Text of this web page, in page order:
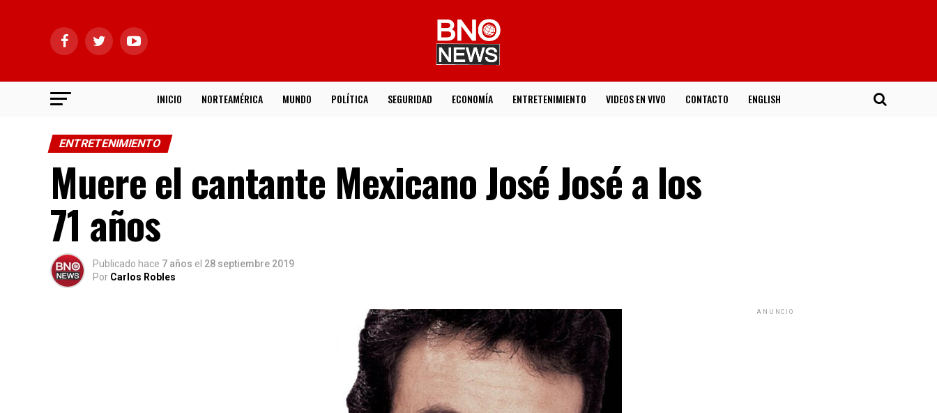
INICIO NORTEAMÉRICA MUNDO POLÍTICA SEGURIDAD ECONOMÍA ENTRETENIMIENTO VIDEOS EN VIVO CONTACTO ENGLISH
ENTRETENIMIENTO
Muere el cantante Mexicano José José a los
71 años
Publicado hace 7 años el 28 septiembre 2019
Por Carlos Robles
ANUNCIO